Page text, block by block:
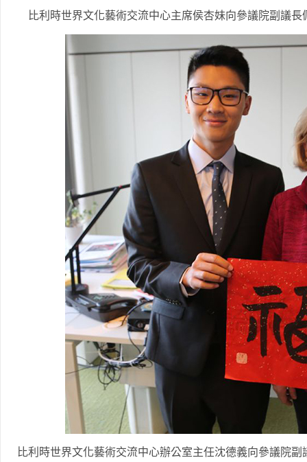
比利時世界文化藝術交流中心主席侯杏妹向參議院副議
比利時世界文化藝術交流中心辦公室主任沈德義向參議院